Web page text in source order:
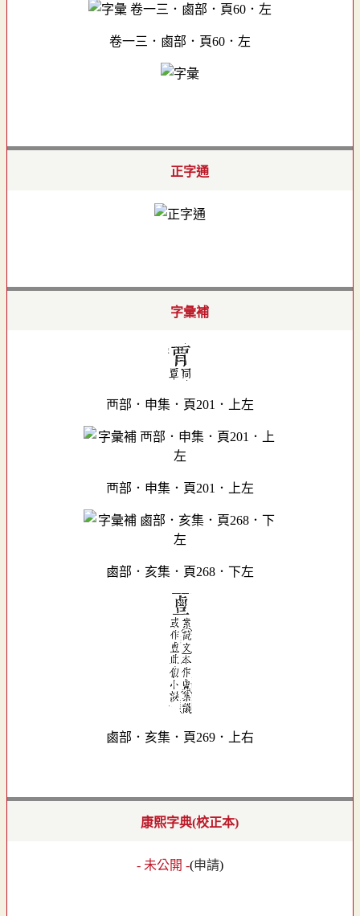
卷一三．鹵部．頁60．左
正字通
字彙補
襾部．申集．頁201．上左
襾部．申集．頁201．上左
鹵部．亥集．頁268．下左
鹵部．亥集．頁269．上右
康熙字典(校正本)
- 未公開 -(申請)